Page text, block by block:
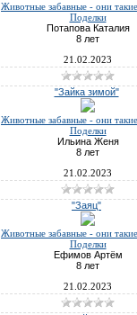
Животные забавные - они
Поделки
Потапова Каталия
8 лет
21.02.2023
"Зайка зимой"
Животные забавные - они
Поделки
Ильина Женя
8 лет
21.02.2023
"Заяц"
Животные забавные - они
Поделки
Ефимов Артём
8 лет
21.02.2023